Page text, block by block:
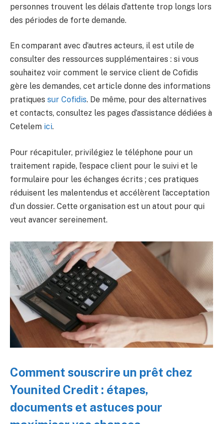
personnes trouvent les délais d’attente trop longs lors
des périodes de forte demande.
En comparant avec d’autres acteurs, il est utile de
consulter des ressources supplémentaires : si vous
souhaitez voir comment le service client de Cofidis
gère les demandes, cet article donne des informations
pratiques sur Cofidis. De même, pour des alternatives
et contacts, consultez les pages d’assistance dédiées à
Cetelem ici.
Pour récapituler, privilégiez le téléphone pour un
traitement rapide, l’espace client pour le suivi et le
formulaire pour les échanges écrits ; ces pratiques
réduisent les malentendus et accélèrent l’acceptation
d’un dossier. Cette organisation est un atout pour qui
veut avancer sereinement.
Comment souscrire un prêt chez
Younited Credit : étapes,
documents et astuces pour